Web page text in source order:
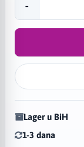
-
Lager u BiH
1-3 dana